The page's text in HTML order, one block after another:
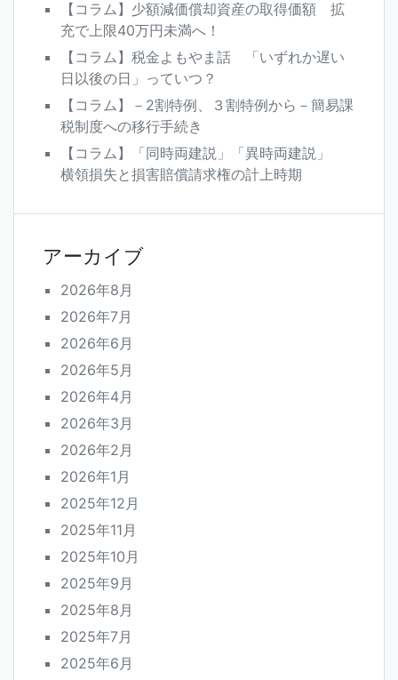
【コラム】少額減価償却資産の取得価額 拡
充で上限40万円未満へ！
【コラム】税金よもやま話 「いずれか遅い
日以後の日」っていつ？
【コラム】－2割特例、３割特例から－簡易課
税制度への移行手続き
【コラム】「同時両建説」「異時両建説」
横領損失と損害賠償請求権の計上時期
アーカイブ
2026年8月
2026年7月
2026年6月
2026年5月
2026年4月
2026年3月
2026年2月
2026年1月
2025年12月
2025年11月
2025年10月
2025年9月
2025年8月
2025年7月
2025年6月